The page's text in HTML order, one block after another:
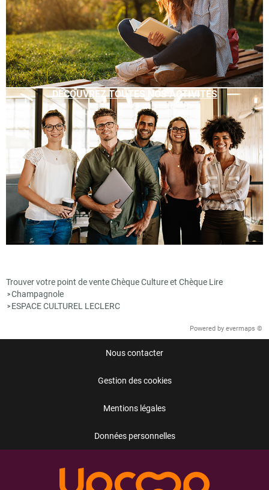
DÉCOUVREZ TOUTES NOS ACTIVITÉS
Trouver votre point de vente Chèque Culture et Chèque Lire
>Champagnole
> ESPACE CULTUREL LECLERC
Powered by evermaps ©
Nous contacter
Gestion des cookies
Mentions légales
Données personnelles